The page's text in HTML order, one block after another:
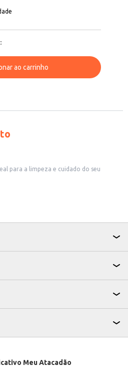
ao carrinho
para a limpeza e cuidado do seu
quem busca praticidade na hora da
limpa e deixe secar à sombra.
escolha para quem busca um produto
Meu Atacadão